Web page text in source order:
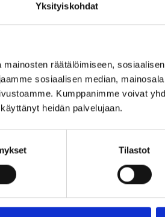
Yksityiskohdat
räätälöimiseen,
sosiaalisen median,
Kumppanimme voivat
heidän palvelujaan.
Tilastot
customers also bought